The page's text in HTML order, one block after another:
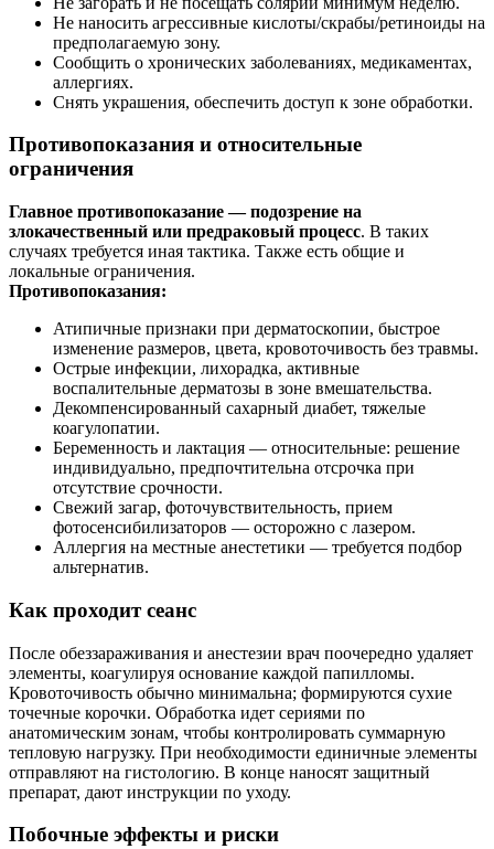
Не наносить агрессивные кислоты/скрабы/ретиноиды на
предполагаемую зону.
Сообщить о хронических заболеваниях, медикаментах,
аллергиях.
Снять украшения, обеспечить доступ к зоне обработки.
Противопоказания и относительные
ограничения
Главное противопоказание — подозрение на
злокачественный или предраковый процесс. В таких
случаях требуется иная тактика. Также есть общие и
локальные ограничения.
Противопоказания:
Атипичные признаки при дерматоскопии, быстрое
изменение размеров, цвета, кровоточивость без травмы.
Острые инфекции, лихорадка, активные
воспалительные дерматозы в зоне вмешательства.
Декомпенсированный сахарный диабет, тяжелые
коагулопатии.
Беременность и лактация — относительные: решение
индивидуально, предпочтительна отсрочка при
отсутствие срочности.
Свежий загар, фоточувствительность, прием
фотосенсибилизаторов — осторожно с лазером.
Аллергия на местные анестетики — требуется подбор
альтернатив.
Как проходит сеанс
После обеззараживания и анестезии врач поочередно удаляет
элементы, коагулируя основание каждой папилломы.
Кровоточивость обычно минимальна; формируются сухие
точечные корочки. Обработка идет сериями по
анатомическим зонам, чтобы контролировать суммарную
тепловую нагрузку. При необходимости единичные элементы
отправляют на гистологию. В конце наносят защитный
препарат, дают инструкции по уходу.
Побочные эффекты и риски